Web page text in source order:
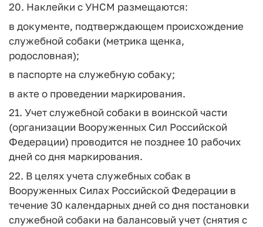
20. Наклейки с УНСМ размещаются:
в документе, подтверждающем происхождение
служебной собаки (метрика щенка,
родословная);
в паспорте на служебную собаку;
в акте о проведении маркирования.
21. Учет служебной собаки в воинской части
(организации Вооруженных Сил Российской
Федерации) проводится не позднее 10 рабочих
дней со дня маркирования.
22. В целях учета служебных собак в
Вооруженных Силах Российской Федерации в
течение 30 календарных дней со дня постановки
служебной собаки на балансовый учет (снятия с